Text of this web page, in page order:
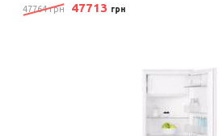
47764 грн 47713 грн